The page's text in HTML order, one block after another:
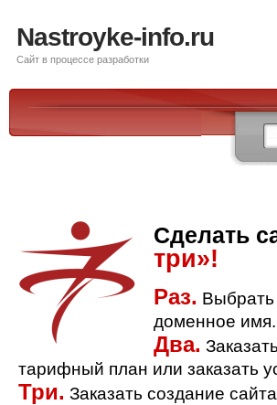
Nastroyke-info.ru
Сайт в процессе разработки
Сделать
три»!
Раз. Выбрать
доменное имя.
Два.
тарифный план или заказать
Три. Заказать создание